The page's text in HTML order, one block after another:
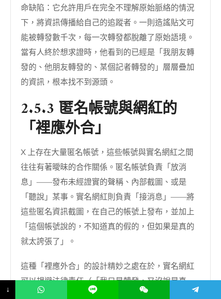
命缺陷：它允許用戶在完全不理解原始脈絡的情況
下，將資訊傳播給自己的追蹤者。一則造謠貼文可
能被轉發數千次，每一次轉發都脫離了原始語境。
當有人終於想求證時，他看到的已經是「我朋友轉
發的、他朋友轉發的、某個記者轉發的」層層疊加
的資訊，根本找不到源頭。
2.5.3 匿名帳號與網紅的
「裡應外合」
X 上存在大量匿名帳號，這些帳號與實名網紅之間
往往有著曖昧的合作關係。匿名帳號負責「放消
息」——發布未經證實的聲稱、內部截圖、或是
「聽說」某事。實名網紅則負責「接消息」——將
這些匿名資訊截圖，在自己的帳號上發布，並加上
「這個帳號說的，不知道真的假的，但如果是真的
就太誇張了」。
這種「裡應外合」的設計精妙之處在於，實名網紅
可以規避法律責任（「我只是轉發，又沒說是真
的」），同時享受匿名帳號製造的話題紅利。而匿
↓